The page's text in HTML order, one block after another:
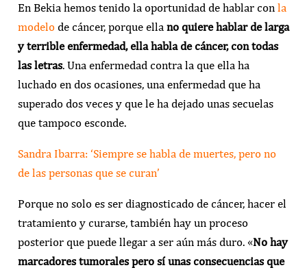
En Bekia hemos tenido la oportunidad de hablar con la
modelode cáncer, porque ella no quiere hablar de larga
y terrible enfermedad, ella habla de cáncer, con todas
las letras. Una enfermedad contra la que ella ha
luchado en dos ocasiones, una enfermedad que ha
superado dos veces y que le ha dejado unas secuelas
que tampoco esconde.
Sandra Ibarra: ‘Siempre se habla de muertes, pero no
de las personas que se curan’
Porque no solo es ser diagnosticado de cáncer, hacer el
tratamiento y curarse, también hay un proceso
posterior que puede llegar a ser aún más duro. «No hay
marcadores tumorales pero sí unas consecuencias que